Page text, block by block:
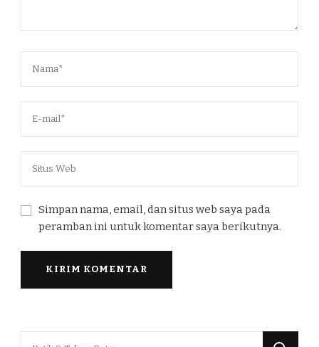
Simpan nama, email, dan situs web saya pada
peramban ini untuk komentar saya berikutnya.